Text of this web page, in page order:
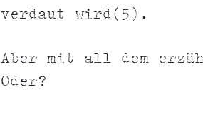
verdaut wird(5).
Aber mit all dem
Oder?